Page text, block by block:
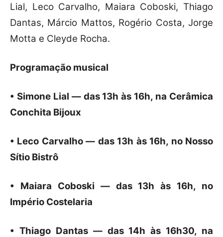
Lial, Leco Carvalho, Maiara Coboski, Thiago
Dantas, Márcio Mattos, Rogério Costa, Jorge
Motta e Cleyde Rocha.
Programação musical
• Simone Lial — das 13h às 16h, na Cerâmica
Conchita Bijoux
• Leco Carvalho — das 13h às 16h, no Nosso
Sítio Bistrô
• Maiara Coboski — das 13h às 16h, no
Império Costelaria
• Thiago Dantas — das 14h às 16h30, na